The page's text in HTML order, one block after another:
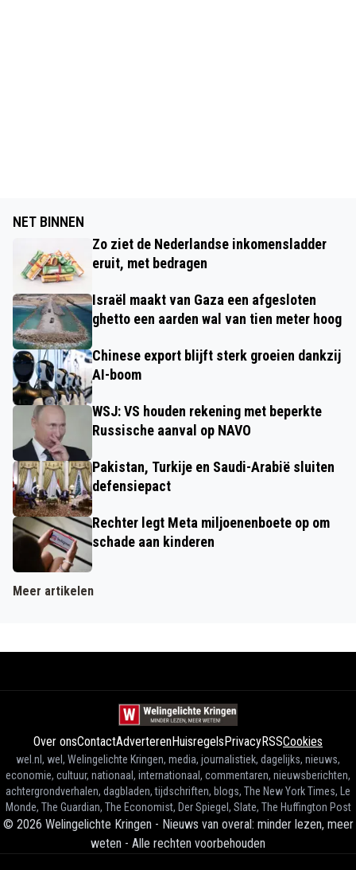
NET BINNEN
Zo ziet de Nederlandse inkomensladder
eruit, met bedragen
Israël maakt van Gaza een afgesloten
ghetto een aarden wal van tien meter hoog
Chinese export blijft sterk groeien dankzij
AI-boom
WSJ: VS houden rekening met beperkte
Russische aanval op NAVO
Pakistan, Turkije en Saudi-Arabië sluiten
defensiepact
Rechter legt Meta miljoenenboete op om
schade aan kinderen
Meer artikelen
Over onsContactAdverterenHuisregels PrivacyRSSCookies
wel.nl, wel, Welingelichte Kringen, media, journalistiek, dagelijks, nieuws,
economie, cultuur, nationaal, internationaal, commentaren, nieuwsberichten,
achtergrondverhalen, dagbladen, tijdschriften, blogs, The New York Times, Le
Monde, The Guardian, The Economist, Der Spiegel, Slate, The Huffington Post
© 2026 Welingelichte Kringen - Nieuws van overal: minder lezen, meer
weten - Alle rechten voorbehouden